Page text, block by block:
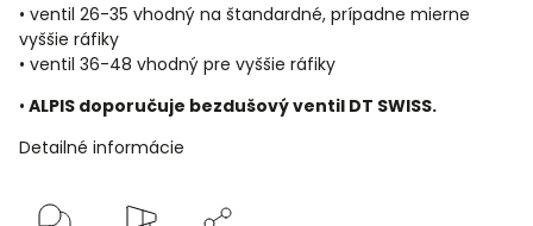
• ventil 26-35 vhodný na štandardné, prípadne mierne
vyššie ráfiky
• ventil 36-48 vhodný pre vyššie ráfiky
• ALPIS doporučuje bezdušový ventil DT SWISS.
Detailné informácie